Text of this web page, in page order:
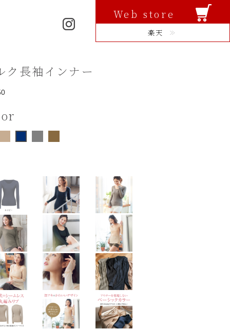
Web store
楽天
ク長袖インナー